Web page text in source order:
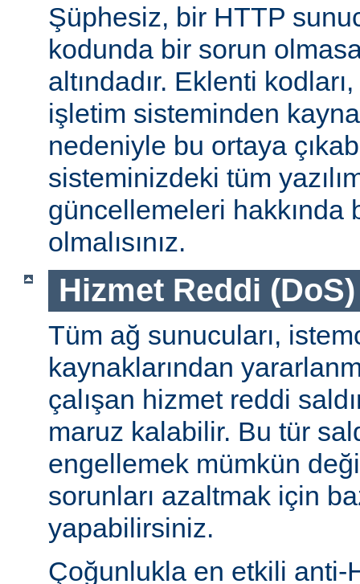
Şüphesiz, bir HTTP
kodunda bir sorun
altındadır. Eklenti
işletim sisteminden
nedeniyle bu ortaya
sisteminizdeki tüm
güncellemeleri hakkında
olmalısınız.
Hizmet Reddi (DoS)
Tüm ağ sunucuları,
kaynaklarından
çalışan hizmet reddi
maruz kalabilir. Bu tür
engellemek mümkün
sorunları azaltmak için
yapabilirsiniz.
Çoğunlukla en etkili anti-